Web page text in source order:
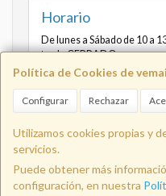
Política de Cookies de
Configurar Rechazar
Utilizamos cookies propias y
servicios.
Puede obtener más
configuración, en nuestra
Horario
De lunes a Sábado de 10 a
tarde CERRADO
29